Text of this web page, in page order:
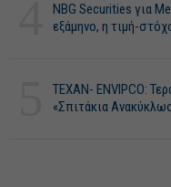
NBG Securities για
εξάμηνο, η τιμή-
ΤΕΧΑΝ- ENVIPCO:
«Σπιτάκια